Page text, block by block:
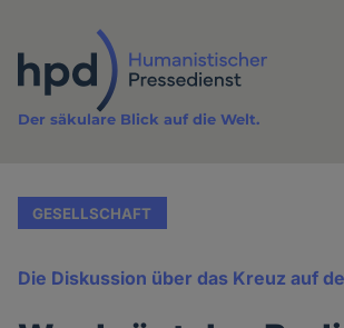
Inhalt
Der säkulare Blick auf die Welt.
GESELLSCHAFT
Die Diskussion über das Kreuz auf